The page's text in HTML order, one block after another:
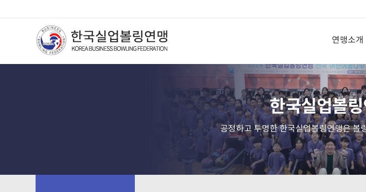
연맹소개
한국실업볼
공정하고 투명한 한국실업볼링연맹은 볼